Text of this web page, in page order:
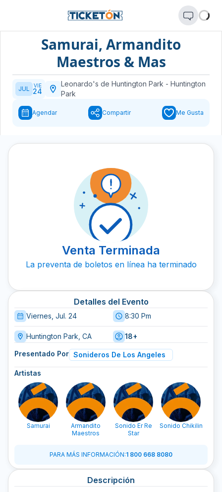
Samurai, Armandito
Maestros & Mas
JUL VIE
24
Leonardo's de Huntington Park - Huntington
Park
Agendar Compartir Me Gusta
Venta Terminada
La preventa de boletos en línea ha terminado
Detalles del Evento
Viernes, Jul. 24 8:30 Pm
Huntington Park, CA 18+
Presentado Por Sonideros De Los Angeles
Artistas
Samurai
Armandito
Maestros
Sonido Er Re
Star
Sonido Chikilin
PARA MÁS INFORMACIÓN:1 800 668 8080
Descripción